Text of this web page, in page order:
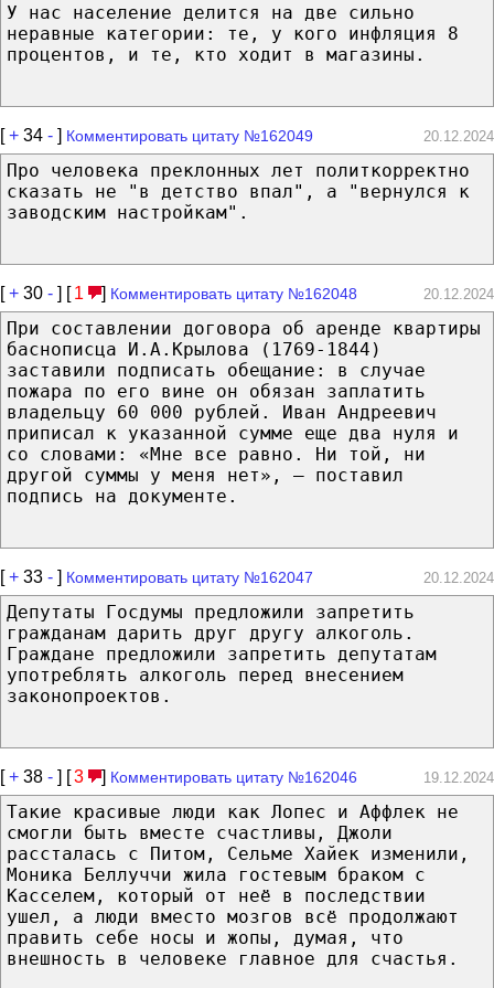
У нас население делится на две сильно
неравные категории: те, у кого инфляция 8
процентов, и те, кто ходит в магазины.
[+ 34 - ] Комментировать цитату №162049 20.12.2024
Про человека преклонных лет политкорректно
сказать не "в детство впал", а "вернулся к
заводским настройкам".
[+ 30 - ] [ 1 ] Комментировать цитату №162048 20.12.2024
При составлении договора об аренде квартиры
баснописца И.А.Крылова (1769-1844)
заставили подписать обещание: в случае
пожара по его вине он обязан заплатить
владельцу 60 000 рублей. Иван Андреевич
приписал к указанной сумме еще два нуля и
со словами: «Мне все равно. Ни той, ни
другой суммы у меня нет», — поставил
подпись на документе.
[+ 33 - ] Комментировать цитату №162047 20.12.2024
Депутаты Госдумы предложили запретить
гражданам дарить друг другу алкоголь.
Граждане предложили запретить депутатам
употреблять алкоголь перед внесением
законопроектов.
[+ 38 - ] [3 ] Комментировать цитату №162046 19.12.2024
Такие красивые люди как Лопес и Аффлек не
смогли быть вместе счастливы, Джоли
рассталась с Питом, Сельме Хайек изменили,
Моника Беллуччи жила гостевым браком с
Касселем, который от неё в последствии
ушел, а люди вместо мозгов всё продолжают
править себе носы и жопы, думая, что
внешность в человеке главное для счастья.